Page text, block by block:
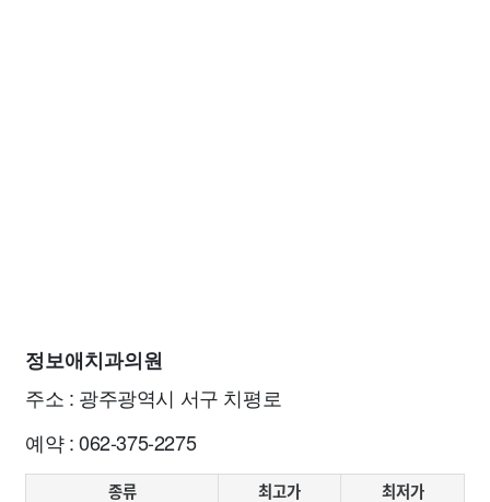
정보애치과의원
주소 : 광주광역시 서구 치평로
예약 : 062-375-2275
종류 최고가 최저가